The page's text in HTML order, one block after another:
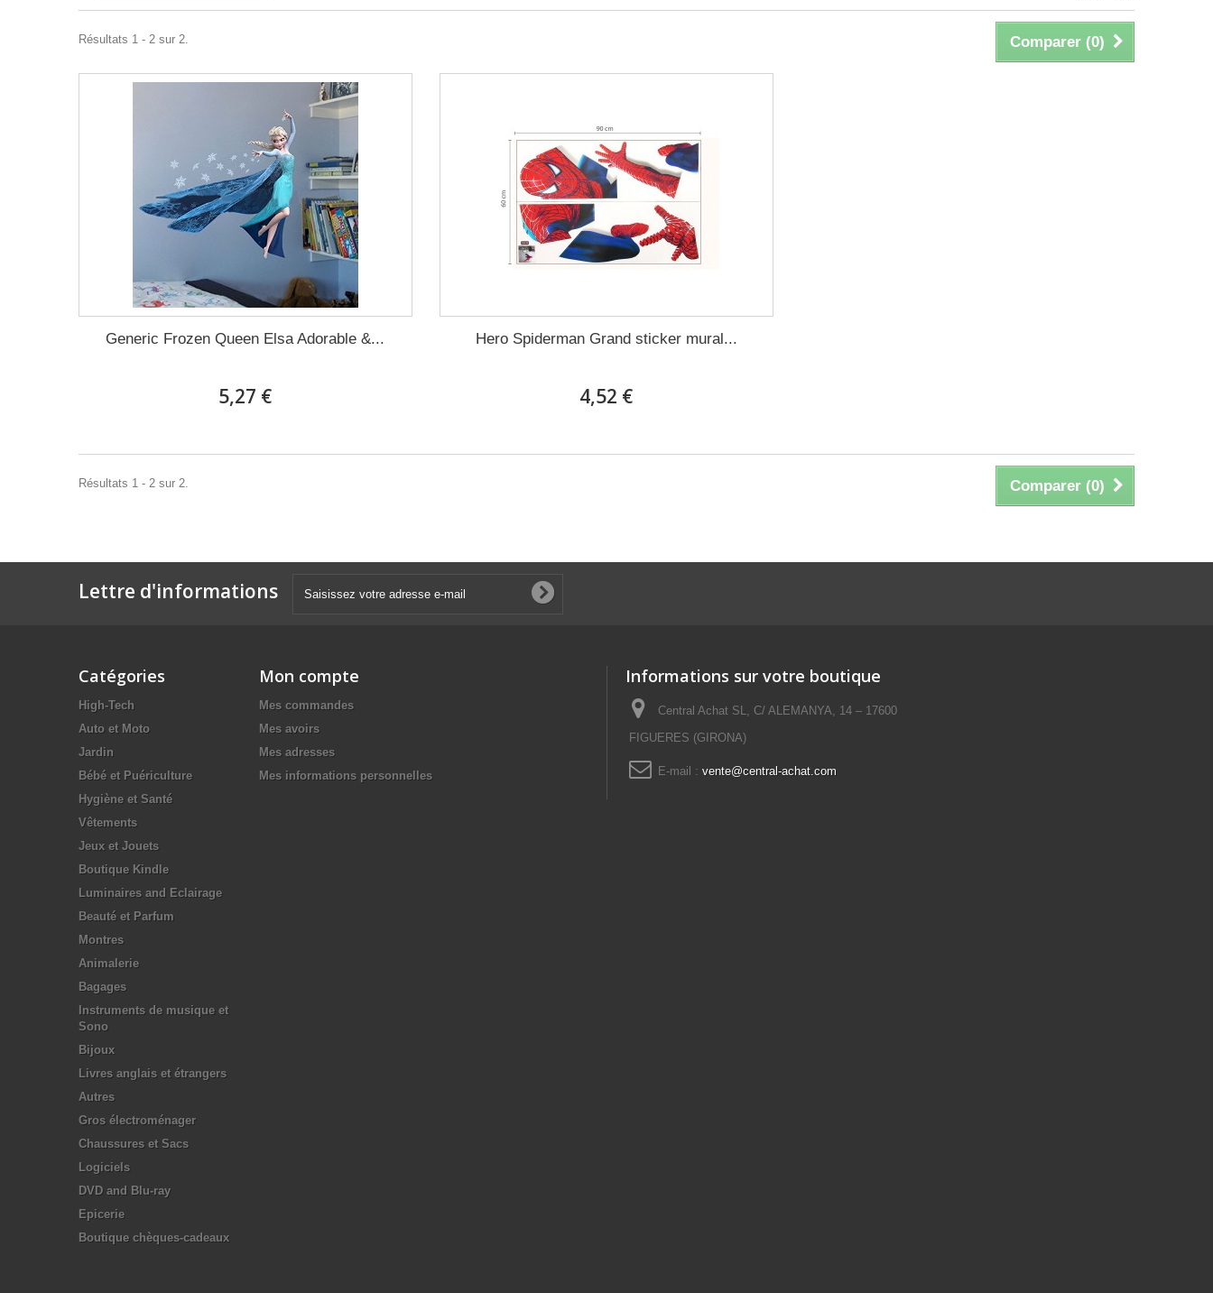
Comparer (0)
Résultats 1 - 2 sur 2.
Generic Frozen Queen Elsa Adorable &...
5,27 €
Hero Spiderman Grand sticker mural...
4,52 €
Comparer (0)
Résultats 1 - 2 sur 2.
Lettre d'informations
Catégories
High-Tech
Auto et Moto
Jardin
Bébé et Puériculture
Hygiène et Santé
Vêtements
Jeux et Jouets
Boutique Kindle
Luminaires and Eclairage
Beauté et Parfum
Montres
Animalerie
Bagages
Instruments de musique et
Sono
Bijoux
Livres anglais et étrangers
Autres
Gros électroménager
Chaussures et Sacs
Logiciels
DVD and Blu-ray
Epicerie
Boutique chèques-cadeaux
Mon compte
Mes commandes
Mes avoirs
Mes adresses
Mes informations personnelles
Informations sur votre boutique
Central Achat SL, C/ ALEMANYA, 14 – 17600
FIGUERES (GIRONA)
E-mail : vente@central-achat.com